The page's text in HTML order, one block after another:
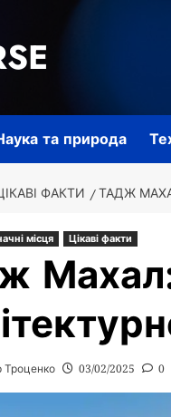
та природа
ФАКТИ ТАДЖ
місця Цікаві факти
Троценко 03/02/2025 0